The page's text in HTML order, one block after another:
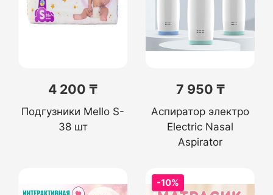
4 200 ₸
Подгузники Mello S-
38 шт
7 950 ₸
Аспиратор электро
Electric Nasal
Aspirator
-10%